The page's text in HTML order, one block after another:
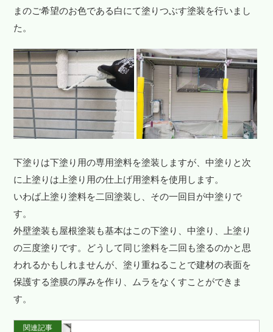
まのご希望のお色である白にて塗りつぶす塗装を行いまし
た。
下塗りは下塗り用の専用塗料を塗装しますが、中塗りと次
に上塗りは上塗り用の仕上げ用塗料を使用します。
いわば上塗り塗料を二回塗装し、その一回目が中塗りで
す。
外壁塗装も屋根塗装も基本はこの下塗り、中塗り、上塗り
の三度塗りです。どうして同じ塗料を二回も塗るのかと思
われるかもしれませんが、塗り重ねることで建材の表面を
保護する塗膜の厚みを作り、ムラをなくすことができま
す。
関連記事